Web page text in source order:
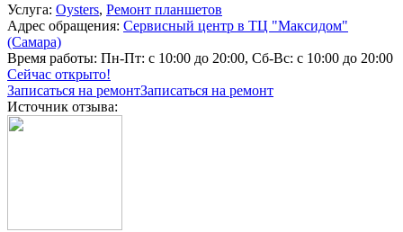
Услуга: Oysters, Ремонт планшетов
Адрес обращения: Сервисный центр в ТЦ "Максидом"
(Самара)
Время работы: Пн-Пт: с 10:00 до 20:00, Сб-Вс: с 10:00 до 20:00
Сейчас открыто!
Записаться на ремонтЗаписаться на ремонт
Источник отзыва: